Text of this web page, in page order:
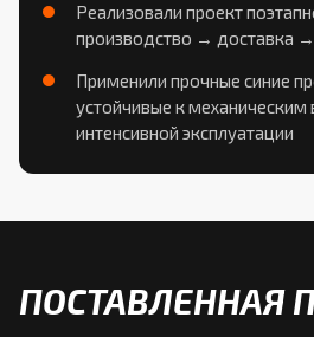
Реализовали проект
производство → доставка
Применили прочные синие
устойчивые к механическим
интенсивной эксплуатации
ПОСТАВЛЕННАЯ